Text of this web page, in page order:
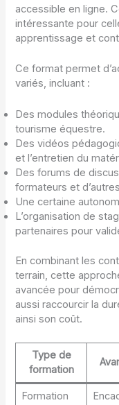
accessible en ligne.
intéressante pour
apprentissage et
Ce format permet
variés, incluant :
Des modules
tourisme équestre.
Des vidéos
et l’entretien du
Des forums de
formateurs et
Une certaine
L’organisation de
partenaires pour
En combinant les
terrain, cette
avancée pour
aussi raccourcir la
ainsi son coût.
Type de
formation
Formation